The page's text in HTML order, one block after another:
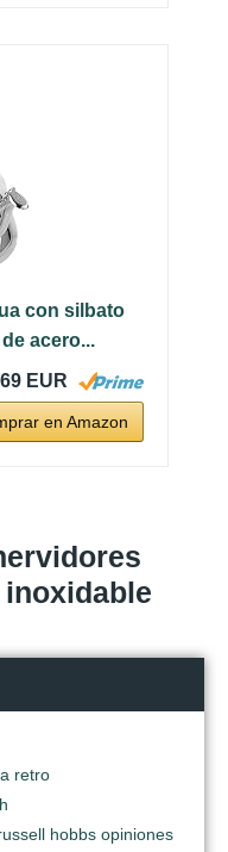
con silbato
acero...
EUR
en Amazon
inoxidable
retro
hobbs opiniones